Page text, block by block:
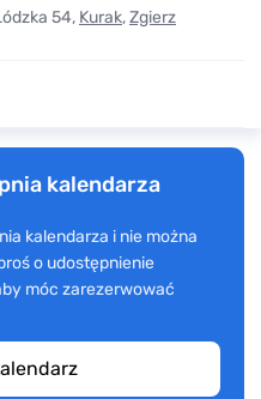
54, Kurak,Zgierz
kalendarza
kalendarza i nie można
o udostępnienie
móc zarezerwować